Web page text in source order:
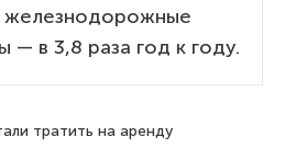
железнодорожные
— в 3,8 раза год к году.
тратить на аренду